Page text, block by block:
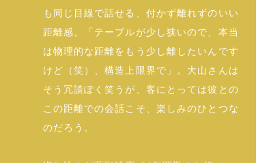
も同じ目線で話せる、付かず離れずのいい
距離感。「テーブルが少し狭いので、本当
は物理的な距離をもう少し離したいんです
けど（笑）、構造上限界で」。大山さんは
そう冗談ぽく笑うが、客にとっては彼との
この距離での会話こそ、楽しみのひとつな
のだろう。